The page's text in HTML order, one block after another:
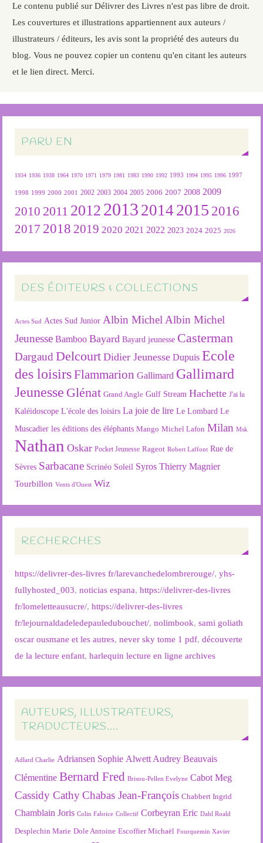
Le contenu publié sur Délivrer des Livres n'est pas libre de droit.
Les couvertures et illustrations appartiennent aux auteurs /
illustrateurs / éditeurs, les avis sont la propriété des auteurs du
blog. Vous ne pouvez copier un contenu qu'en citant les auteurs
et le lien direct. Merci.
PARU EN
1934 1936 1938 1964 1970 1971 1979 1981 1983 1990 1992 1993 1994 1995 1996 1997
1998 1999 2000 2001 2002 2003 2004 2005 2006 2007 2008 2009
2010 2011 2012 2013 2014 2015 2016
2017 2018 2019 2020 2021 2022 2023 2024 2025 2026
DES ÉDITEURS & COLLECTIONS
Actes Sud Actes Sud Junior Albin Michel Albin Michel
Jeunesse Bamboo Bayard Bayard jeunesse Casterman
Dargaud Delcourt Didier Jeunesse Dupuis Ecole
des loisirsFlammarion Gallimard Gallimard
Jeunesse Glénat Grand Angle Gulf Stream Hachette J'ai lu
Kaléidoscope L'école des loisirs La joie de lire Le Lombard Le
Muscadier les éditions des éléphants Mango Michel Lafon Milan Msk
Nathan Oskar Pocket Jeunesse Rageot Robert Laffont Rue de
Sèvres Sarbacane Scrinéo Soleil Syros Thierry Magnier
Tourbillon Vents d'Ouest Wiz
RECHERCHES
https://delivrer-des-livres fr/larevanchedelombrerouge/,yhs-
fullyhosted_003,noticias espana,https://delivrer-des-livres
fr/lomeletteausucre/,https://delivrer-des-livres
fr/lejournaldadeledepauledubouchet/,nolimbook,sami goliath
oscar ousmane et les autres,never sky tome 1 pdf,découverte
de la lecture enfant,harlequin lecture en ligne archives
AUTEURS, ILLUSTRATEURS,
TRADUCTEURS….
Adlard Charlie Adriansen Sophie Alwett Audrey Beauvais
Clémentine Bernard Fred Brisou-Pellen Evelyne Cabot Meg
Cassidy Cathy Chabas Jean-François Chabbert Ingrid
Chamblain Joris Colin Fabrice Collectif Corbeyran Eric Dahl Roald
Desplechin Marie Dole Antoine Escoffier Michaël Fourquemin Xavier